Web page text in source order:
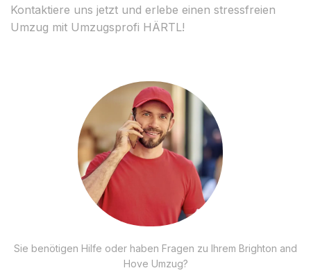
Kontaktiere uns jetzt und erlebe einen stressfreien
Umzug mit Umzugsprofi HÄRTL!
Sie benötigen Hilfe oder haben Fragen zu Ihrem Brighton and
Hove Umzug?